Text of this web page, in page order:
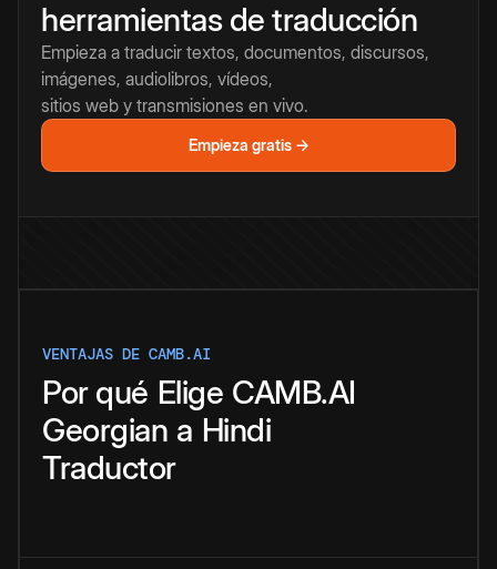
herramientas de traducción
Empieza a traducir textos, documentos, discursos,
imágenes, audiolibros, vídeos,
sitios web y transmisiones en vivo.
Empieza gratis →
VENTAJAS DE CAMB.AI
Por qué Elige CAMB.AI
Georgian a Hindi
Traductor